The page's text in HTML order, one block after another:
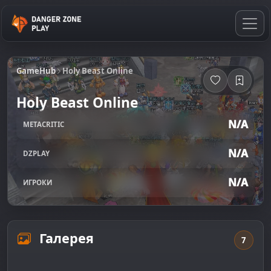
GameHub Holy Beast Online
Holy Beast Online
METACRITIC N/A
DZPLAY N/A
ИГРОКИ N/A
Галерея 7